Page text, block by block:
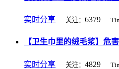
实时分享 关注： 6379
【卫生巾里的绒毛浆】危
实时分享 关注： 4829